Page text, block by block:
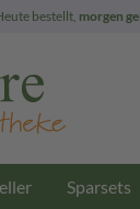
bestellt, morgen
Sparsets